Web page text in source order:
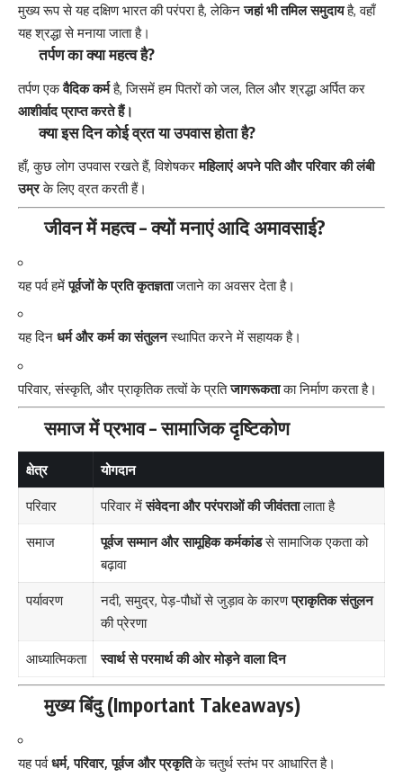
मुख्य रूप से यह दक्षिण भारत की परंपरा है, लेकिनजहां भी तमिल समुदायहै, वहाँ
यह श्रद्धा से मनाया जाता है।
तर्पण का क्या महत्व है?
तर्पण एकवैदिक कर्महै, जिसमें हम पितरों को जल, तिल और श्रद्धा अर्पित कर
आशीर्वाद प्राप्त करते हैं।
क्या इस दिन कोई व्रत या उपवास होता है?
हाँ, कुछ लोग उपवास रखते हैं, विशेषकरमहिलाएं अपने पति और परिवार की लंबी
उम्रके लिए व्रत करती हैं।
जीवन में महत्व – क्यों मनाएं आदि अमावसाई?
यह पर्व हमेंपूर्वजों के प्रति कृतज्ञताजताने का अवसर देता है।
यह दिन धर्म और कर्म का संतुलनस्थापित करने में सहायक है।
परिवार, संस्कृति, और प्राकृतिक तत्वों के प्रतिजागरूकताका निर्माण करता है।
समाज में प्रभाव – सामाजिक दृष्टिकोण
क्षेत्र योगदान
परिवार परिवार मेंसंवेदना और परंपराओं की जीवंततालाता है
समाज पूर्वज सम्मान और सामूहिक कर्मकांडसे सामाजिक एकता को
बढ़ावा
पर्यावरण नदी, समुद्र, पेड़-पौधों से जुड़ाव के कारणप्राकृतिक संतुलन
की प्रेरणा
आध्यात्मिकता स्वार्थ से परमार्थ की ओर मोड़ने वाला दिन
मुख्य बिंदु (Important Takeaways)
यह पर्वधर्म, परिवार, पूर्वज और प्रकृतिके चतुर्थ स्तंभ पर आधारित है।